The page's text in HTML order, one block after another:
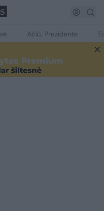
Ačiū, Prezidente